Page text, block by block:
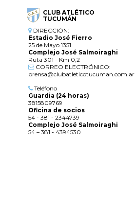
CLUB ATLÉTICO
TUCUMÁN
DIRECCIÓN:
Estadio José Fierro
25 de Mayo 1351
Complejo José Salmoiraghi
Ruta 301 - Km 0,2
CORREO ELECTRÓNICO:
prensa@clubatleticotucuman.com.ar
Teléfono
Guardia (24 horas)
3815809769
Oficina de socios
54 - 381 - 2344739
Complejo José Salmoiraghi
54 – 381 - 4394530